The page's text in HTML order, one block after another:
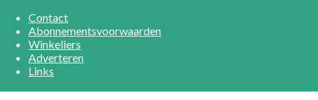
Contact
Abonnementsvoorwaarden
Winkeliers
Adverteren
Links